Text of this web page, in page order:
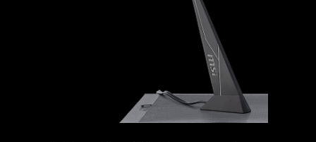
Wentylator systemowy
WZMOCNIONE,
SOLIDNE POŁĄCZENIA
LUTOWANE